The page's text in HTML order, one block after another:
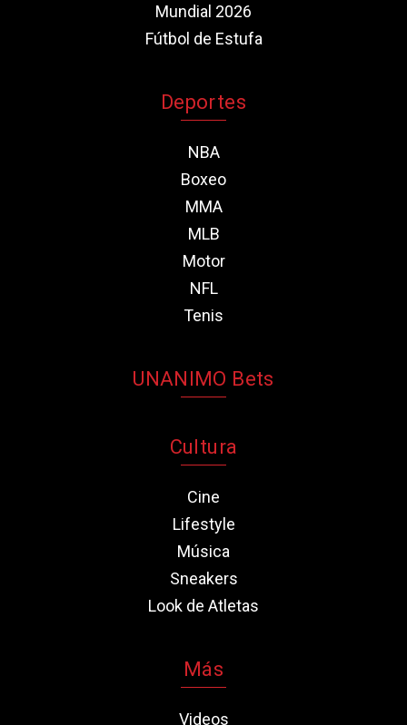
Mundial 2026
Fútbol de Estufa
Deportes
NBA
Boxeo
MMA
MLB
Motor
NFL
Tenis
UNANIMO Bets
Cultura
Cine
Lifestyle
Música
Sneakers
Look de Atletas
Más
Videos